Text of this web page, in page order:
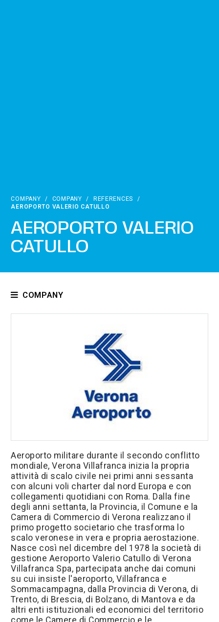
COMPANY / COMPANY / REFERENCES /
AEROPORTO VALERIO CATULLO
AEROPORTO VALERIO
CATULLO
COMPANY
Who we are
Aeroporto militare durante il secondo conflitto
mondiale, Verona Villafranca inizia la propria
attività di scalo civile nei primi anni sessanta
con alcuni voli charter dal nord Europa e con
collegamenti quotidiani con Roma. Dalla fine
degli anni settanta, la Provincia, il Comune e la
Camera di Commercio di Verona realizzano il
primo progetto societario che trasforma lo
scalo veronese in vera e propria aerostazione.
Nasce così nel dicembre del 1978 la società di
gestione Aeroporto Valerio Catullo di Verona
Villafranca Spa, partecipata anche dai comuni
su cui insiste l'aeroporto, Villafranca e
Sommacampagna, dalla Provincia di Verona, di
Trento, di Brescia, di Bolzano, di Mantova e da
altri enti istituzionali ed economici del territorio